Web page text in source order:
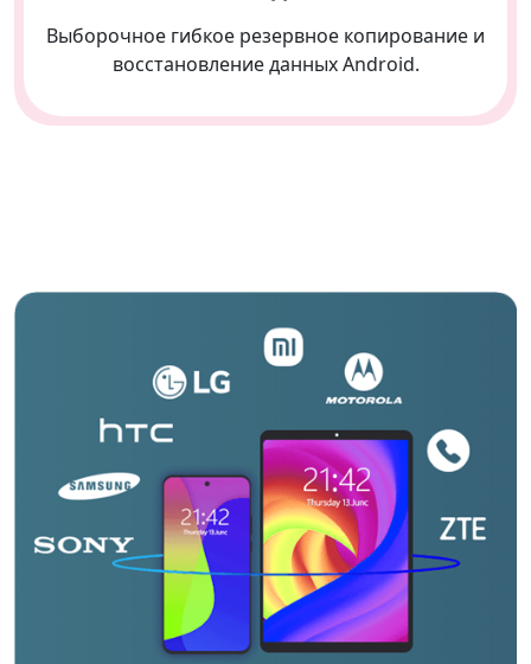
Выборочное гибкое резервное копирование и
восстановление данных Android.